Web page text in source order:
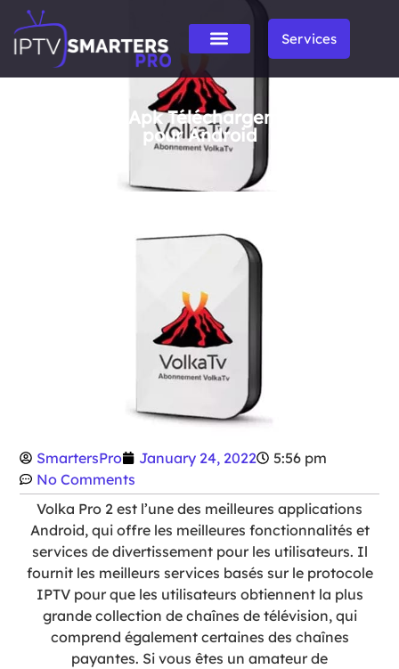
Services
Volka Pro 2 Apk Téléchargement gratuit
pour Android
SmartersPro January 24, 2022
5:56 pm
No Comments
Volka Pro 2 est l’une des meilleures applications
Android, qui offre les meilleures fonctionnalités et
services de divertissement pour les utilisateurs. Il
fournit les meilleurs services basés sur le protocole
IPTV pour que les utilisateurs obtiennent la plus
grande collection de chaînes de télévision, qui
comprend également certaines des chaînes
payantes. Si vous êtes un amateur de